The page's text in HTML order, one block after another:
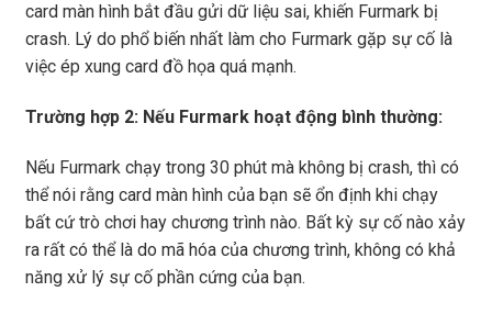
card màn hình bắt đầu gửi dữ liệu sai, khiến Furmark bị
crash. Lý do phổ biến nhất làm cho Furmark gặp sự cố là
việc ép xung card đồ họa quá mạnh.
Trường hợp 2: Nếu Furmark hoạt động bình thường:
Nếu Furmark chạy trong 30 phút mà không bị crash, thì có
thể nói rằng card màn hình của bạn sẽ ổn định khi chạy
bất cứ trò chơi hay chương trình nào. Bất kỳ sự cố nào xảy
ra rất có thể là do mã hóa của chương trình, không có khả
năng xử lý sự cố phần cứng của bạn.